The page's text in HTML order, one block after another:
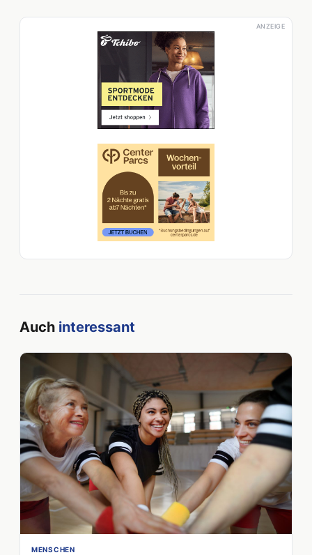
ANZEIGE
Auch interessant
MENSCHEN